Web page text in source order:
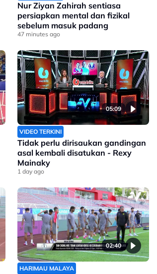
Nur Ziyan Zahirah sentiasa
persiapkan mental dan fizikal
sebelum masuk padang
47 minutes ago
05:09
VIDEO TERKINI
Tidak perlu dirisaukan gandingan
asal kembali disatukan - Rexy
Mainaky
1 day ago
02:40
HARIMAU MALAYA